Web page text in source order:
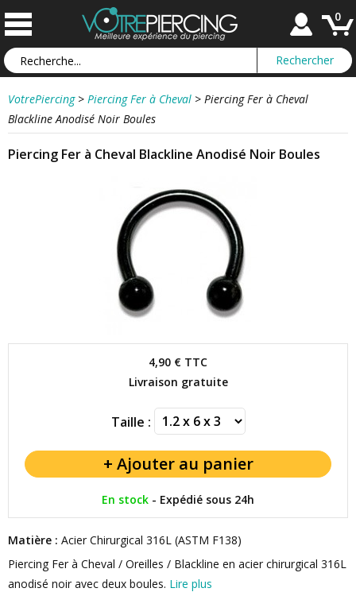
0
VotrePiercing > Piercing Fer à Cheval > Piercing Fer à Cheval
Blackline Anodisé Noir Boules
Piercing Fer à Cheval Blackline Anodisé Noir Boules
4,90 € TTC
Livraison gratuite
Taille :
En stock - Expédié sous 24h
Matière : Acier Chirurgical 316L (ASTM F138)
Piercing Fer à Cheval / Oreilles / Blackline en acier chirurgical 316L
anodisé noir avec deux boules. Lire plus